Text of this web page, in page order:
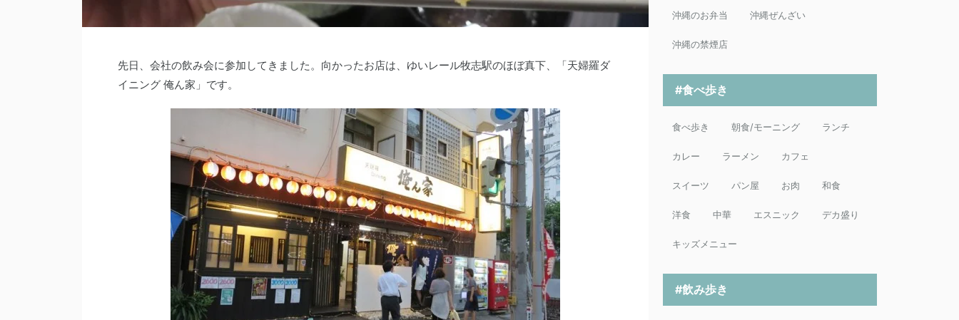
先日、会社の飲み会に参加してきました。向かったお店は、ゆいレール牧志駅のほぼ真下、「天婦羅ダ
イニング 俺ん家」です。
沖縄のお弁当 沖縄ぜんざい
沖縄の禁煙店
#食べ歩き
食べ歩き 朝食/モーニング ランチ
カレー ラーメン カフェ
スイーツ パン屋 お肉 和食
洋食 中華 エスニック デカ盛り
キッズメニュー
#飲み歩き